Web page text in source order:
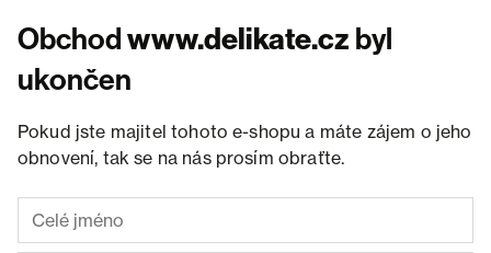
Obchodwww.delikate.cz byl
ukončen
Pokud jste majitel tohoto e-shopu a máte zájem o jeho
obnovení, tak se na nás prosím obraťte.